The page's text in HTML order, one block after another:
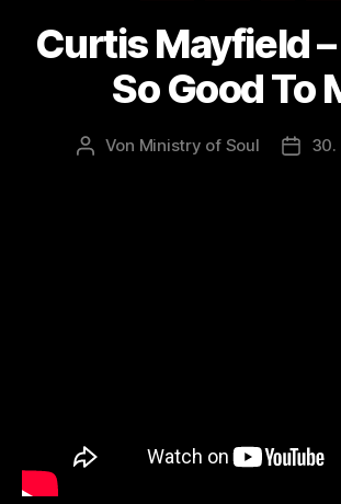
Curtis Mayfield –
So Good To
Beitragsautor
Von Ministry of Soul 30.